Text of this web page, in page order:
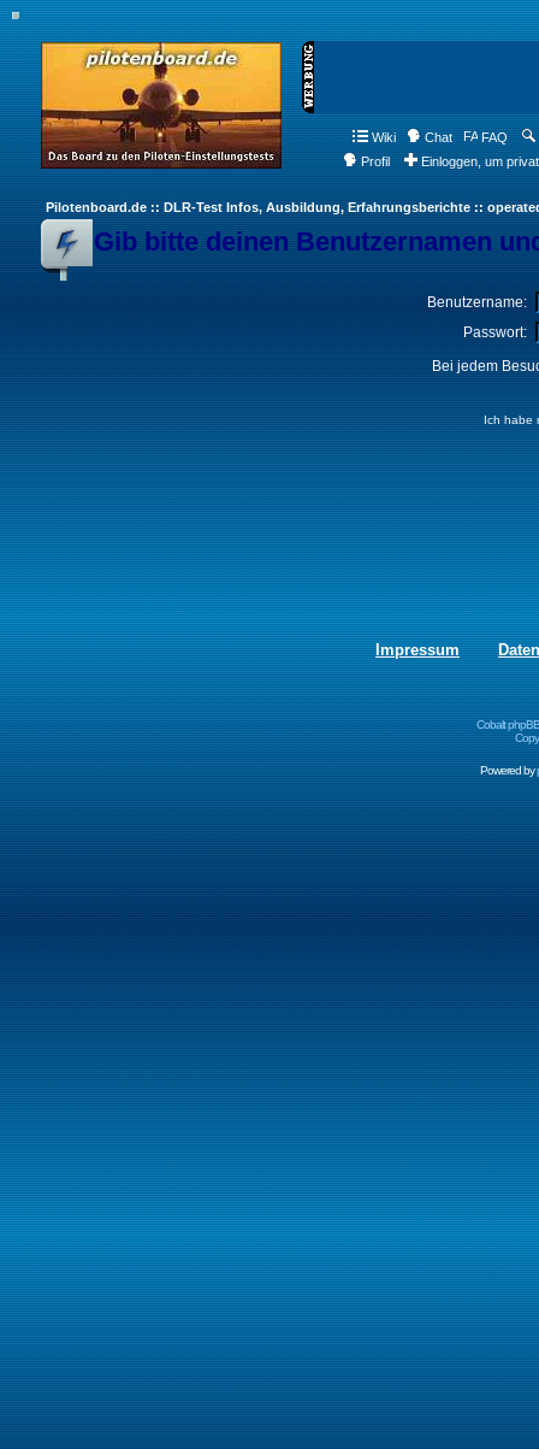
Wiki Chat FAQ
Profil
Einloggen, um
Pilotenboard.de :: DLR-Test Infos, Ausbildung, Erfahrungsberichte ::
Gib bitte deinen Benutzernamen
Benutzername:
Passwort:
Bei jedem
Ich habe
Impressum
Cobalt
Powered by